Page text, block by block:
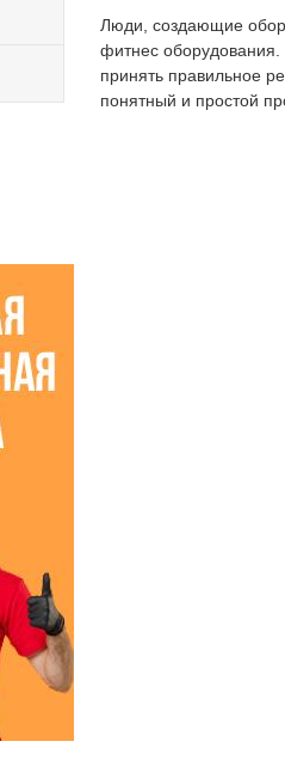
Люди, создающие
фитнес оборудования.
принять правильное
понятный и простой